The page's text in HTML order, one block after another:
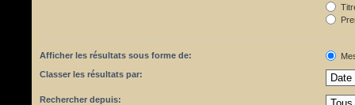
Afficher les résultats sous forme de:
Classer les résultats par:
Rechercher depuis: